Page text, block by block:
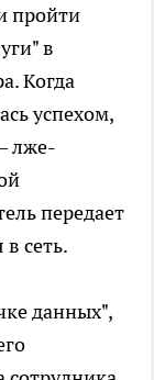
пройти
в
Когда
успехом,
лже-
передает
сеть.
данных",